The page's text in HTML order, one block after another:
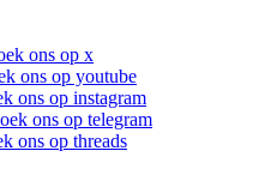
ons op x
ons op youtube
ons op instagram
ons op telegram
ons op threads